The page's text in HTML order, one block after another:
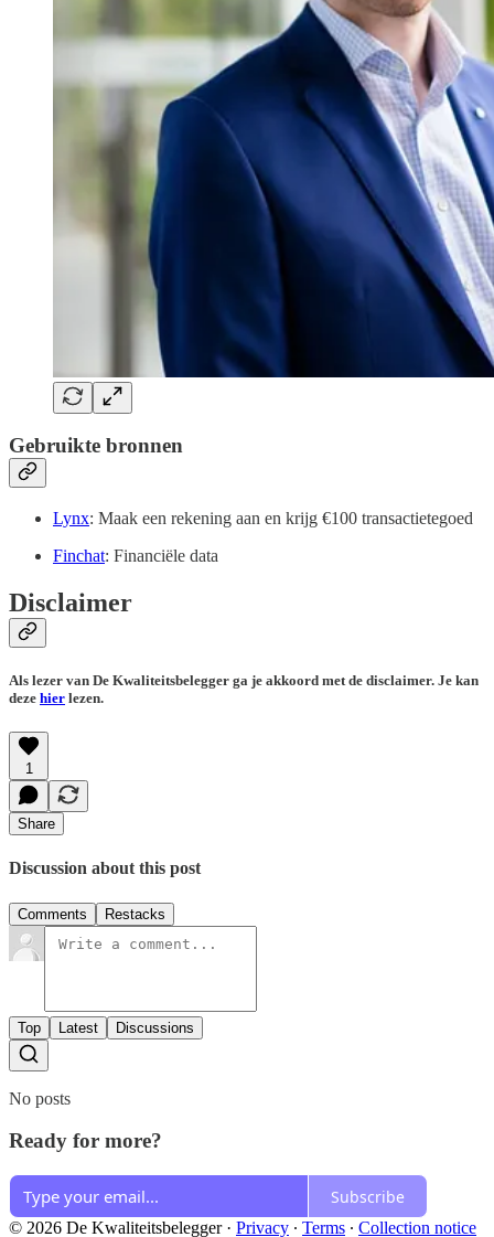
Gebruikte bronnen
Lynx: Maak een rekening aan en krijg €100 transactietegoed
Finchat: Financiële data
Disclaimer
Als lezer van De Kwaliteitsbelegger ga je akkoord met de disclaimer. Je kan
deze hier lezen.
1
Share
Discussion about this post
Comments Restacks
Top Latest Discussions
No posts
Ready for more?
Subscribe
© 2026 De Kwaliteitsbelegger· Privacy ∙ Terms ∙ Collection notice